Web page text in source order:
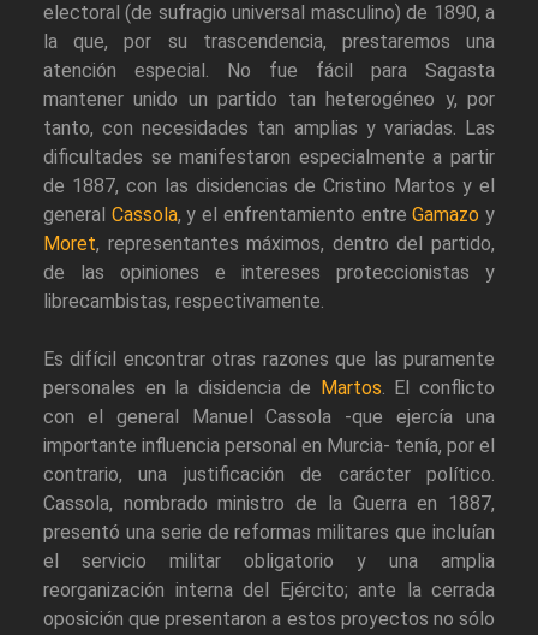
electoral (de sufragio universal masculino) de 1890, a
la que, por su trascendencia, prestaremos una
atención especial. No fue fácil para Sagasta
mantener unido un partido tan heterogéneo y, por
tanto, con necesidades tan amplias y variadas. Las
dificultades se manifestaron especialmente a partir
de 1887, con las disidencias de Cristino Martos y el
general Cassola, y el enfrentamiento entreGamazo y
Moret, representantes máximos, dentro del partido,
de las opiniones e intereses proteccionistas y
librecambistas, respectivamente.
Es difícil encontrar otras razones que las puramente
personales en la disidencia de
Martos. El conflicto
con el general Manuel Cassola -que ejercía una
importante influencia personal en Murcia- tenía, por el
contrario, una justificación de carácter político.
Cassola, nombrado ministro de la Guerra en 1887,
presentó una serie de reformas militares que incluían
el servicio militar obligatorio y una amplia
reorganización interna del Ejército; ante la cerrada
oposición que presentaron a estos proyectos no sólo